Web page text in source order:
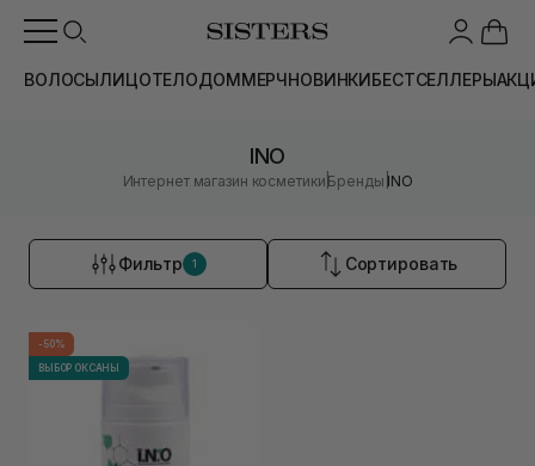
ВОЛОСЫЛИЦОТЕЛОДОММЕРЧНОВИНКИБЕСТСЕЛЛЕРЫ
INO
Интернет магазин косметики |Бренды |INO
Фильтр 1 Сортировать
-50%
ВЫБОР ОКСАНЫ